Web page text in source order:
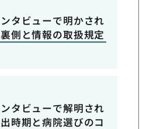
タビューで明かされ
側と情報の取扱規定
タビューで解明され
時期と病院選びのコ